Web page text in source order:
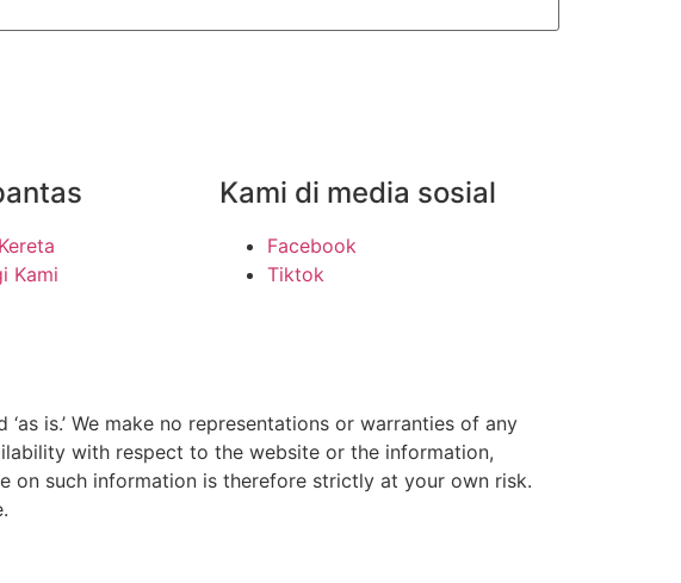
Kami
Kami di media sosial
Facebook
Tiktok
is.’ We make no representations or warranties of any
with respect to the website or the information,
on such information is therefore strictly at your own risk.